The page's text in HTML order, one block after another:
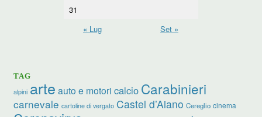
31
« Lug
Set »
TAG
alpini arte auto e motori calcio Carabinieri
carnevale cartoline di vergato Castel d’Aiano Cereglio cinema